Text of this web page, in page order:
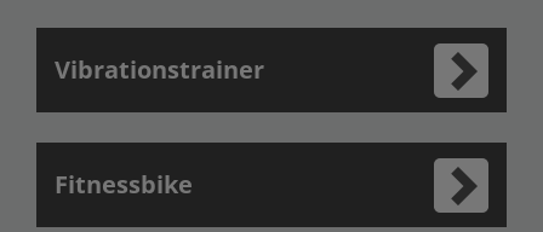
Vibrationstrainer
Fitnessbike